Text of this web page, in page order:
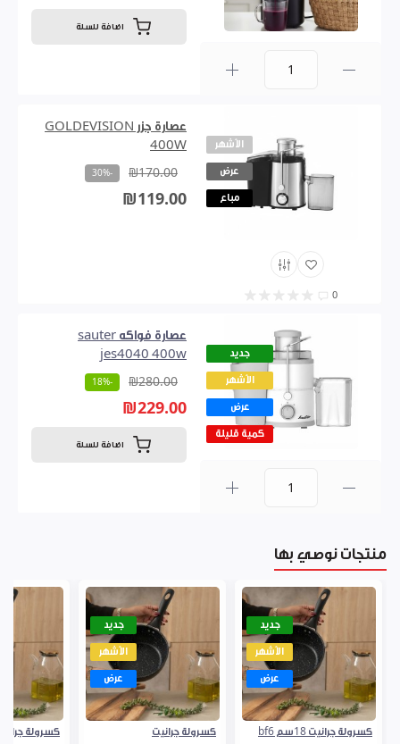
اضافة للسلة
الأشهر
عرض
مباع
0
عصارة جزر GOLDEVISION
400W
₪170.00
-30%
₪119.00
جديد
الأشهر
عرض
كمية قليلة
عصارة فواكه sauter
jes4040 400w
₪280.00
-18%
₪229.00
اضافة للسلة
منتجات نوصي بها
جديد
الأشهر
عرض
كسرولة جرانيت 18سم bf6
جديد
الأشهر
عرض
كسرولة جرانيت